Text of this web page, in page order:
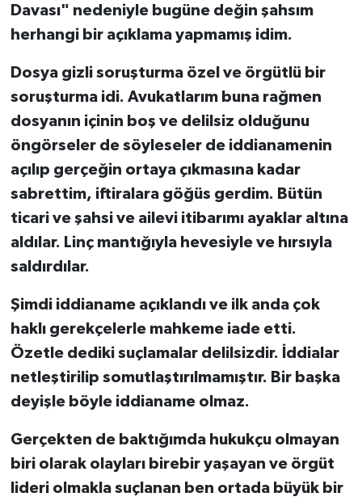
Davası" nedeniyle bugüne değin şahsım
herhangi bir açıklama yapmamış idim.
Dosya gizli soruşturma özel ve örgütlü bir
soruşturma idi. Avukatlarım buna rağmen
dosyanın içinin boş ve delilsiz olduğunu
öngörseler de söyleseler de iddianamenin
açılıp gerçeğin ortaya çıkmasına kadar
sabrettim, iftiralara göğüs gerdim. Bütün
ticari ve şahsi ve ailevi itibarımı ayaklar altına
aldılar. Linç mantığıyla hevesiyle ve hırsıyla
saldırdılar.
Şimdi iddianame açıklandı ve ilk anda çok
haklı gerekçelerle mahkeme iade etti.
Özetle dediki suçlamalar delilsizdir. İddialar
netleştirilip somutlaştırılmamıştır. Bir başka
deyişle böyle iddianame olmaz.
Gerçekten de baktığımda hukukçu olmayan
biri olarak olayları birebir yaşayan ve örgüt
lideri olmakla suçlanan ben ortada büyük bir